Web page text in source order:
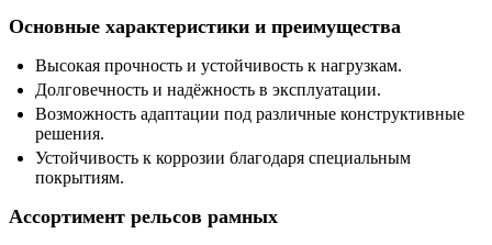
Основные характеристики и преимущества
Высокая прочность и устойчивость к нагрузкам.
Долговечность и надёжность в эксплуатации.
Возможность адаптации под различные конструктивные
решения.
Устойчивость к коррозии благодаря специальным
покрытиям.
Ассортимент рельсов рамных